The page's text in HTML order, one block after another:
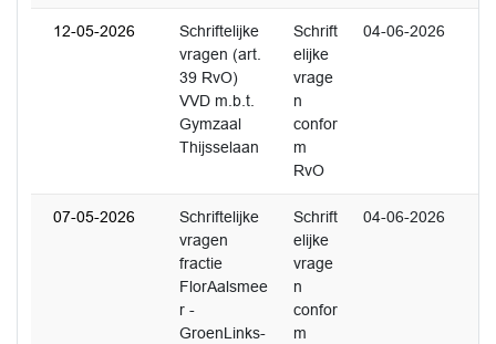
12-05-2026
Schriftelijke
vragen (art.
39 RvO)
VVD m.b.t.
Gymzaal
Thijsselaan
Schrift
elijke
vrage
n
confor
m
RvO
04-06-2026
07-05-2026
Schriftelijke
vragen
fractie
FlorAalsmee
r -
GroenLinks-
Schrift
elijke
vrage
n
confor
m
04-06-2026